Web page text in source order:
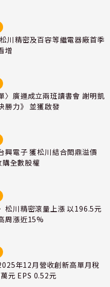
川精密及百容等繼電器廠首季
增
〉廣運成立兩班讀書會 謝明凱
勝力》 並獲啟發
興電子 獲松川結合閎鼎溢價
全數股權
松川精密滾量上漲 以196.5元
周漲近15%
年12月營收創新高單月稅
元 EPS 0.52元